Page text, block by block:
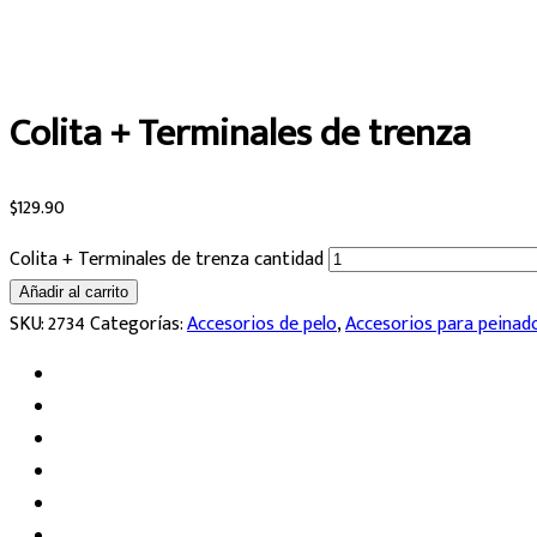
Colita + Terminales de trenza
$129.90
Colita + Terminales de trenza cantidad
Añadir al carrito
SKU:2734Categorías:Accesorios de pelo,Accesorios para